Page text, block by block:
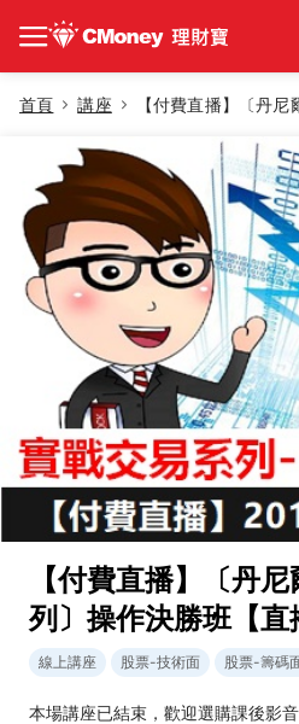
首頁 講座
【付費直播】〔丹
列〕操作決勝班【直
線上講座 股票-技術面 股票-籌碼
本場講座已結束，歡迎選購課後影